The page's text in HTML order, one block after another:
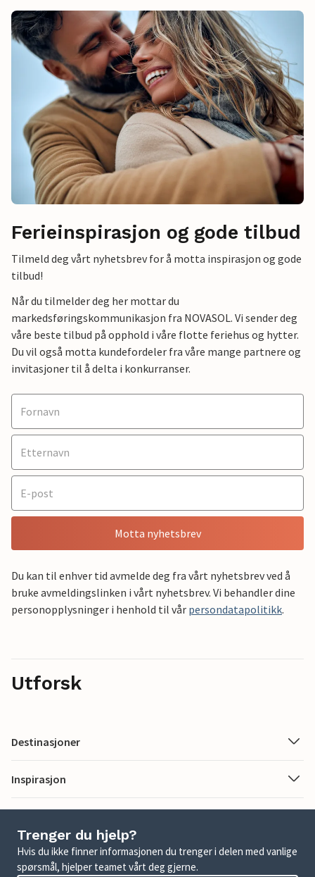
Ferieinspirasjon og gode tilbud
Tilmeld deg vårt nyhetsbrev for å motta inspirasjon og gode
tilbud!
Når du tilmelder deg her mottar du
markedsføringskommunikasjon fra NOVASOL. Vi sender deg
våre beste tilbud på opphold i våre flotte feriehus og hytter.
Du vil også motta kundefordeler fra våre mange partnere og
invitasjoner til å delta i konkurranser.
Motta nyhetsbrev
Du kan til enhver tid avmelde deg fra vårt nyhetsbrev ved å
bruke avmeldingslinken i vårt nyhetsbrev. Vi behandler dine
personopplysninger i henhold til vår persondatapolitikk.
Utforsk
Destinasjoner
Inspirasjon
Trenger du hjelp?
Hvis du ikke finner informasjonen du trenger i delen med vanlige
spørsmål, hjelper teamet vårt deg gjerne.